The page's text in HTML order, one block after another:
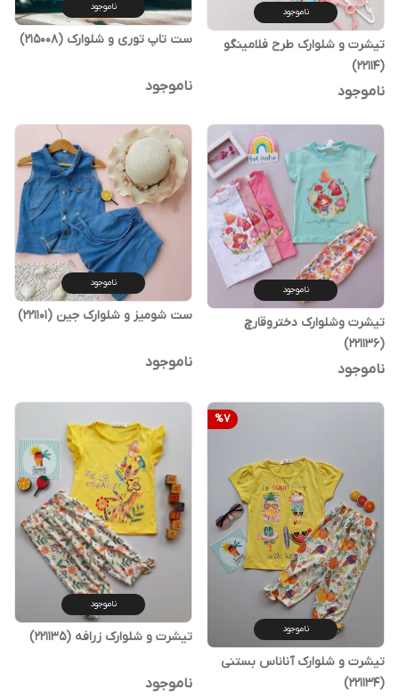
ناموجود
تیشرت و شلوارک طرح فلامینگو
(22114)
ناموجود
ناموجود
ست تاپ توری و شلوارک (215008)
ناموجود
ناموجود
تیشرت وشلوارک دختروقارچ
(221136)
ناموجود
ناموجود
ست شومیز و شلوارک جین (221101)
ناموجود
%7
ناموجود
تیشرت و شلوارک آناناس بستنی
(221134)
ناموجود
تیشرت و شلوارک زرافه (221135)
ناموجود